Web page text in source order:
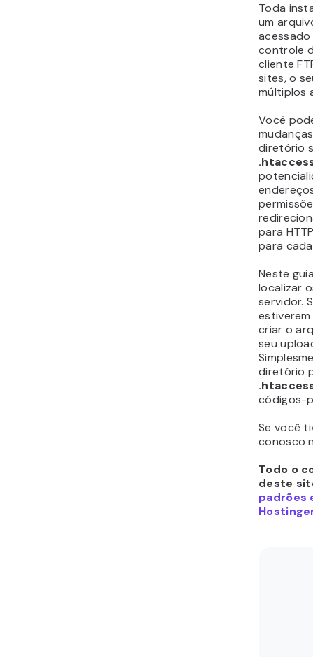
Toda
um
controle
cliente
sites, o
múltiplos
Você
diretório
para
para
Neste
localizar
servidor.
criar o
seu
diretório
códigos-
Se você
conosco
Todo o
deste
padrões